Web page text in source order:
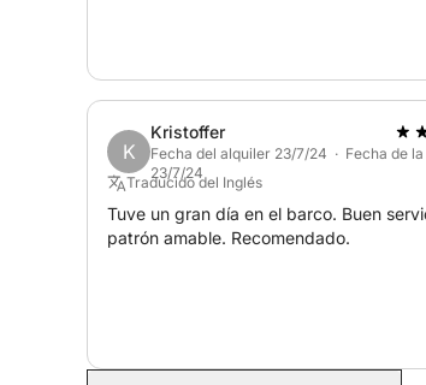
K
Kristoffer
Fecha del alquiler 23/7/24 · Fecha de
23/7/24
Traducido del Inglés
Tuve un gran día en el barco. Buen
patrón amable. Recomendado.